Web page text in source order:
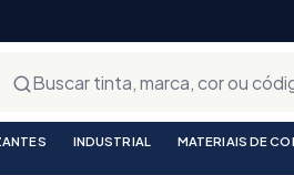
INDUSTRIAL MATERIAIS DE